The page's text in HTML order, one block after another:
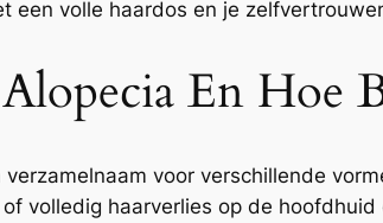
een volle haardos en je
En Hoe
verzamelnaam voor verschillende
volledig haarverlies op de